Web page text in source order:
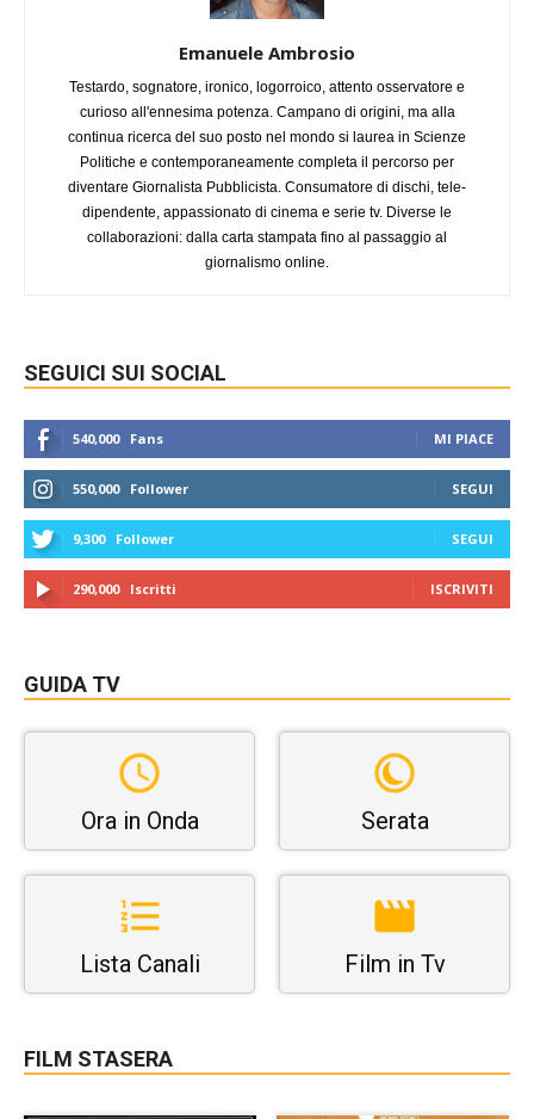
Emanuele Ambrosio
Testardo, sognatore, ironico, logorroico, attento osservatore e
curioso all'ennesima potenza. Campano di origini, ma alla
continua ricerca del suo posto nel mondo si laurea in Scienze
Politiche e contemporaneamente completa il percorso per
diventare Giornalista Pubblicista. Consumatore di dischi, tele-
dipendente, appassionato di cinema e serie tv. Diverse le
collaborazioni: dalla carta stampata fino al passaggio al
giornalismo online.
SEGUICI SUI SOCIAL
540,000 Fans MI PIACE
550,000 Follower SEGUI
9,300 Follower SEGUI
290,000 Iscritti ISCRIVITI
GUIDA TV
Ora in Onda Serata
Lista Canali Film in Tv
FILM STASERA